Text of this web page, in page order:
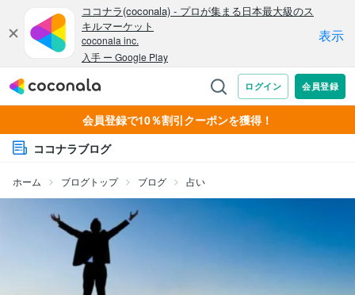
会員登録で10％割引クーポンを獲得！
ココナラブログ
ホーム ブログトップ ブログ 占い